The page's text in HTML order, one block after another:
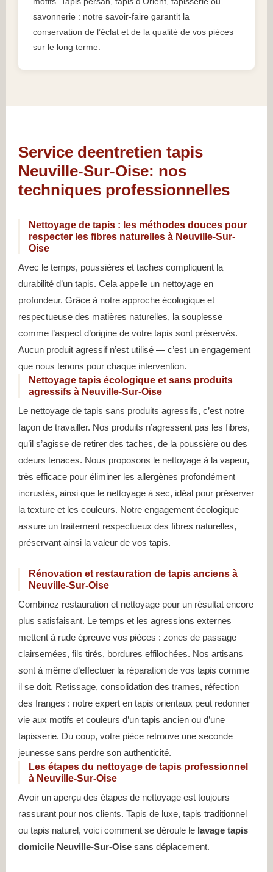
savonnerie : notre savoir-faire garantit la
conservation de l’éclat et de la qualité de vos pièces
sur le long terme.
Service deentretien tapis
Neuville-Sur-Oise: nos
techniques professionnelles
Nettoyage de tapis : les méthodes douces pour
respecter les fibres naturelles à Neuville-Sur-
Oise
Avec le temps, poussières et taches compliquent la
durabilité d’un tapis. Cela appelle un nettoyage en
profondeur. Grâce à notre approche écologique et
respectueuse des matières naturelles, la souplesse
comme l’aspect d’origine de votre tapis sont préservés.
Aucun produit agressif n’est utilisé — c’est un engagement
que nous tenons pour chaque intervention.
Nettoyage tapis écologique et sans produits
agressifs à Neuville-Sur-Oise
Le nettoyage de tapis sans produits agressifs, c’est notre
façon de travailler. Nos produits n’agressent pas les fibres,
qu’il s’agisse de retirer des taches, de la poussière ou des
odeurs tenaces. Nous proposons le nettoyage à la vapeur,
très efficace pour éliminer les allergènes profondément
incrustés, ainsi que le nettoyage à sec, idéal pour préserver
la texture et les couleurs. Notre engagement écologique
assure un traitement respectueux des fibres naturelles,
préservant ainsi la valeur de vos tapis.
Rénovation et restauration de tapis anciens à
Neuville-Sur-Oise
Combinez restauration et nettoyage pour un résultat encore
plus satisfaisant. Le temps et les agressions externes
mettent à rude épreuve vos pièces : zones de passage
clairsemées, fils tirés, bordures effilochées. Nos artisans
sont à même d’effectuer la réparation de vos tapis comme
il se doit. Retissage, consolidation des trames, réfection
des franges : notre expert en tapis orientaux peut redonner
vie aux motifs et couleurs d’un tapis ancien ou d’une
tapisserie. Du coup, votre pièce retrouve une seconde
jeunesse sans perdre son authenticité.
Les étapes du nettoyage de tapis professionnel
à Neuville-Sur-Oise
Avoir un aperçu des étapes de nettoyage est toujours
rassurant pour nos clients. Tapis de luxe, tapis traditionnel
ou tapis naturel, voici comment se déroule le lavage tapis
domicile Neuville-Sur-Oise sans déplacement.